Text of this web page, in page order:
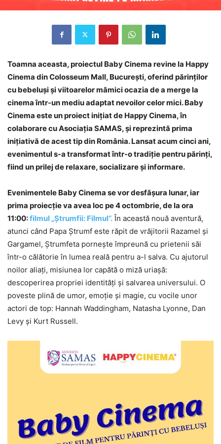
Toamna aceasta, proiectul Baby Cinema revine la Happy
Cinema din Colosseum Mall, București, oferind părinților
cu bebeluși și viitoarelor mămici ocazia de a merge la
cinema într-un mediu adaptat nevoilor celor mici. Baby
Cinema este un proiect inițiat de Happy Cinema, în
colaborare cu Asociația SAMAS, și reprezintă prima
inițiativă de acest tip din România. Lansat acum cinci ani,
evenimentul s-a transformat într-o tradiție pentru părinți,
fiind un prilej de relaxare, socializare și informare.
Evenimentele Baby Cinema se vor desfășura lunar, iar
prima proiecție va avea loc pe 4 octombrie, de la ora
11:00:filmul „Ștrumfii: Filmul”. În această nouă aventură,
atunci când Papa Ștrumf este răpit de vrăjitorii Razamel și
Gargamel, Ștrumfeta pornește împreună cu prietenii săi
într-o călătorie în lumea reală pentru a-l salva. Cu ajutorul
noilor aliați, misiunea lor capătă o miză uriașă:
descoperirea propriei identități și salvarea universului. O
poveste plină de umor, emoție și magie, cu vocile unor
actori de top: Hannah Waddingham, Natasha Lyonne, Dan
Levy și Kurt Russell.